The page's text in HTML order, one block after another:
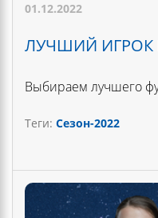
01.12.2022
ЛУЧШИЙ ИГРОК
Выбираем лучшего
Теги: Сезон-2022